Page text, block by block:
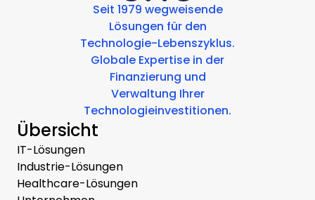
Seit 1979 wegweisende
Lösungen für den
Technologie-Lebenszyklus.
Globale Expertise in der
Finanzierung und
Verwaltung Ihrer
Technologieinvestitionen.
Übersicht
IT-Lösungen
Industrie-Lösungen
Healthcare-Lösungen